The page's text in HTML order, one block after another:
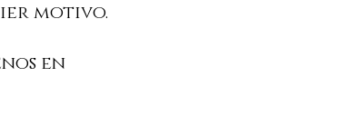
motivo.
en